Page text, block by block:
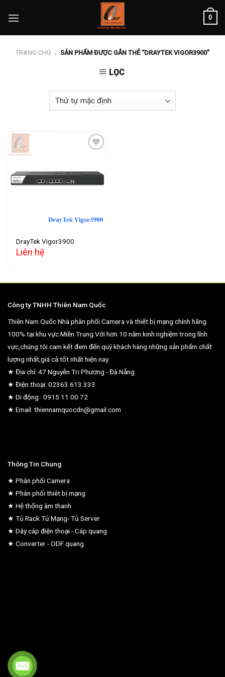
0
TRANG CHỦ / SẢN PHẨM ĐƯỢC GẮN THẺ “DRAYTEK VIGOR3900”
LỌC
Add to
DrayTek Vigor3900
Liên hệ
Công ty TNHH Thiên Nam Quốc
Thiên Nam Quốc Nhà phân phối Camera và thiết bị mạng chính hãng
100% tại khu vực Miền Trung.Với hơn 10 năm kinh nghiệm trong lĩnh
vực,chúng tôi cam kết đem đến quý khách hàng những sản phẩm chất
lượng nhất,giá cả tốt nhất hiện nay.
★ Địa chỉ: 47 Nguyễn Tri Phương - Đà Nẵng
★ Điện thoại: 02363 613 333
★ Di động : 0915 11 00 72
★ Email: thiennamquocdn@gmail.com
Thông Tin Chung
★ Phân phối Camera
★ Phân phối thiêt bị mạng
★ Hệ thống âm thanh
★ Tủ Rack Tủ Mạng- Tủ Server
★ Dây cáp điện thoại - Cáp quang
★ Converter - ODF quang